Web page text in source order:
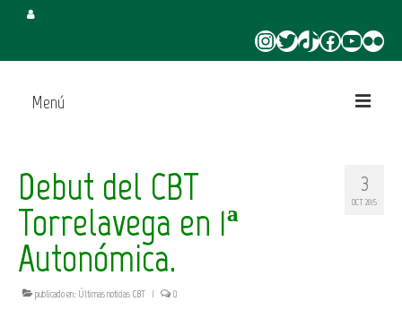
Instagram
Twitter
TikTokFacebook
YouTube
Flickr
Menú
Juega en CBT
Campus de Verano
Torneo 3×3 Verano
3
OCT 2015
Debut del CBT
Torrelavega en 1ª
Autonómica.
publicado en: Últimas noticias CBT | 0